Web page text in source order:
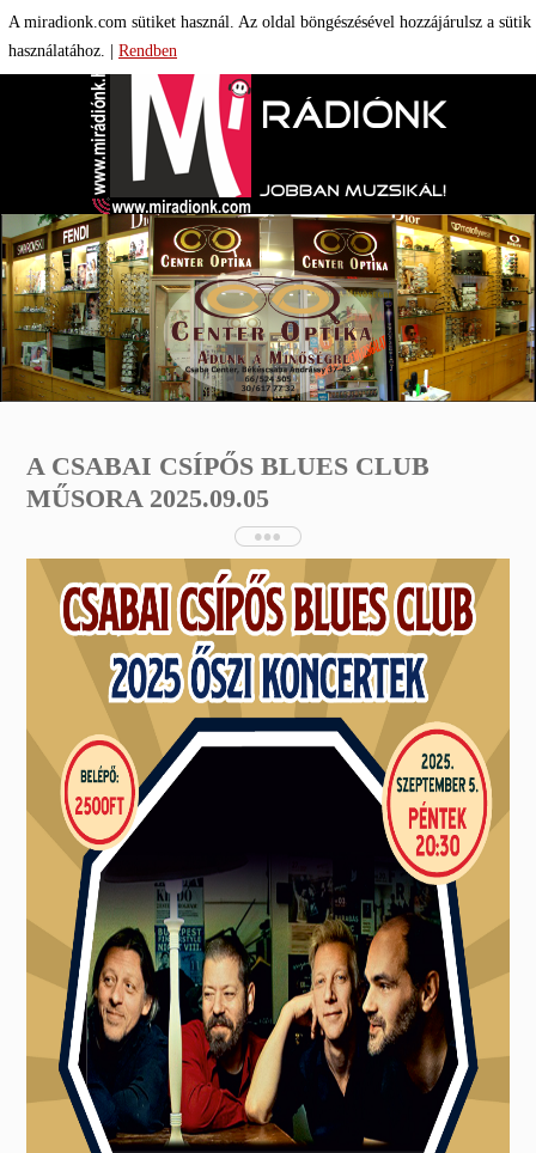

A CSABAI CSÍPŐS BLUES CLUB
MŰSORA 2025.09.05
A miradionk.com sütiket használ. Az oldal böngészésével hozzájárulsz a sütik
használatához.
Rendben